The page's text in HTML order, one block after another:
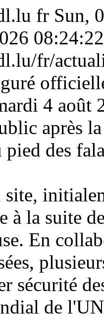
fr Sun,
fr/
4
après
pied des
à la suite
En
sécurité
de